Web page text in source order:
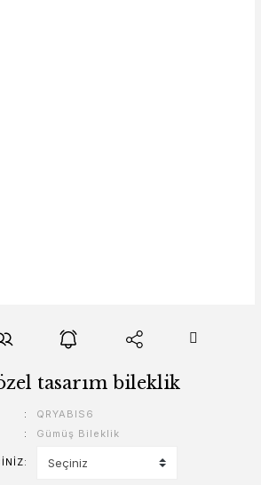
tasarım bileklik
QRYABIS6
Gümüş Bileklik